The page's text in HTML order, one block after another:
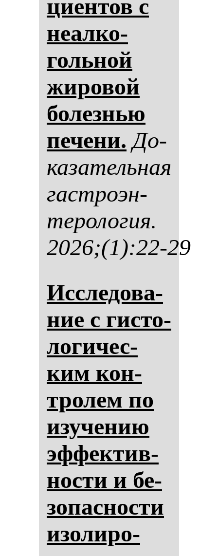
ци­ен­тов с
не­ал­ко­
голь­ной
жи­ро­вой
бо­лез­нью
пе­че­ни. До­
ка­за­тель­ная
гас­тро­эн­
те­ро­ло­гия.
2026;(1):22-29
Ис­сле­до­ва­
ние с гис­то­
ло­ги­чес­
ким кон­
тро­лем по
изу­че­нию
эф­фек­тив­
нос­ти и бе­
зо­пас­нос­ти
изо­ли­ро­